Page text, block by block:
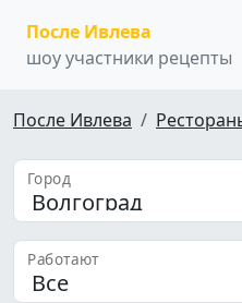
После Ивлева
шоу участники рецепты
После Ивлева
Город
Работают